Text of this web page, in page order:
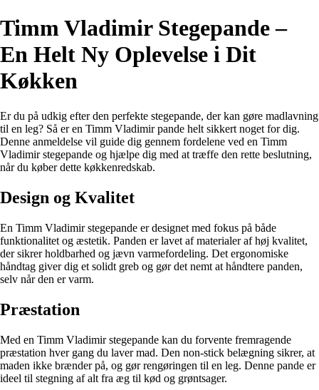
Timm Vladimir Stegepande –
En Helt Ny Oplevelse i Dit
Køkken
Er du på udkig efter den perfekte stegepande, der kan gøre madlavning
til en leg? Så er en Timm Vladimir pande helt sikkert noget for dig.
Denne anmeldelse vil guide dig gennem fordelene ved en Timm
Vladimir stegepande og hjælpe dig med at træffe den rette beslutning,
når du køber dette køkkenredskab.
Design og Kvalitet
En Timm Vladimir stegepande er designet med fokus på både
funktionalitet og æstetik. Panden er lavet af materialer af høj kvalitet,
der sikrer holdbarhed og jævn varmefordeling. Det ergonomiske
håndtag giver dig et solidt greb og gør det nemt at håndtere panden,
selv når den er varm.
Præstation
Med en Timm Vladimir stegepande kan du forvente fremragende
præstation hver gang du laver mad. Den non-stick belægning sikrer, at
maden ikke brænder på, og gør rengøringen til en leg. Denne pande er
ideel til stegning af alt fra æg til kød og grøntsager.